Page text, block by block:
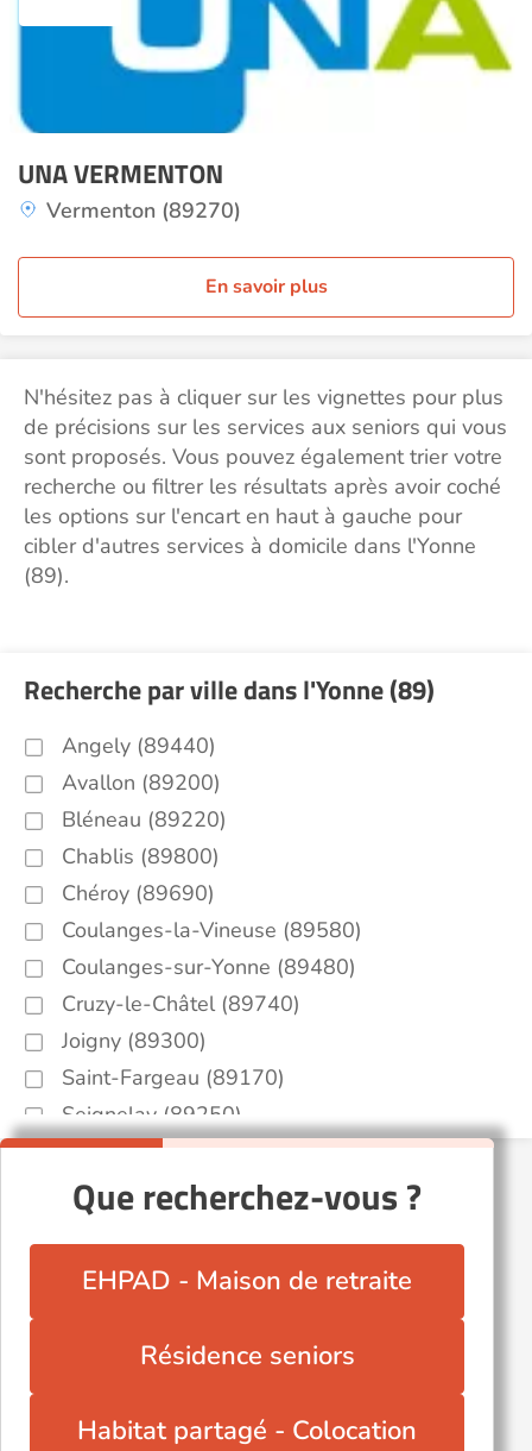
UNA VERMENTON
Vermenton (89270)
En savoir plus
N'hésitez pas à cliquer sur les vignettes pour plus
de précisions sur les services aux seniors qui vous
sont proposés. Vous pouvez également trier votre
recherche ou filtrer les résultats après avoir coché
les options sur l'encart en haut à gauche pour
cibler d'autres services à domicile dans l'Yonne
(89).
Recherche par ville dans l'Yonne (89)
Angely (89440)
Avallon (89200)
Bléneau (89220)
Chablis (89800)
Chéroy (89690)
Coulanges-la-Vineuse (89580)
Coulanges-sur-Yonne (89480)
Cruzy-le-Châtel (89740)
Joigny (89300)
Saint-Fargeau (89170)
Seignelay (89250)
Tonnerre (89700)
Vermenton (89270)
Villeneuve-sur-Yonne (89500)
Que recherchez-vous ?
EHPAD - Maison de retraite
Résidence seniors
Habitat partagé - Colocation